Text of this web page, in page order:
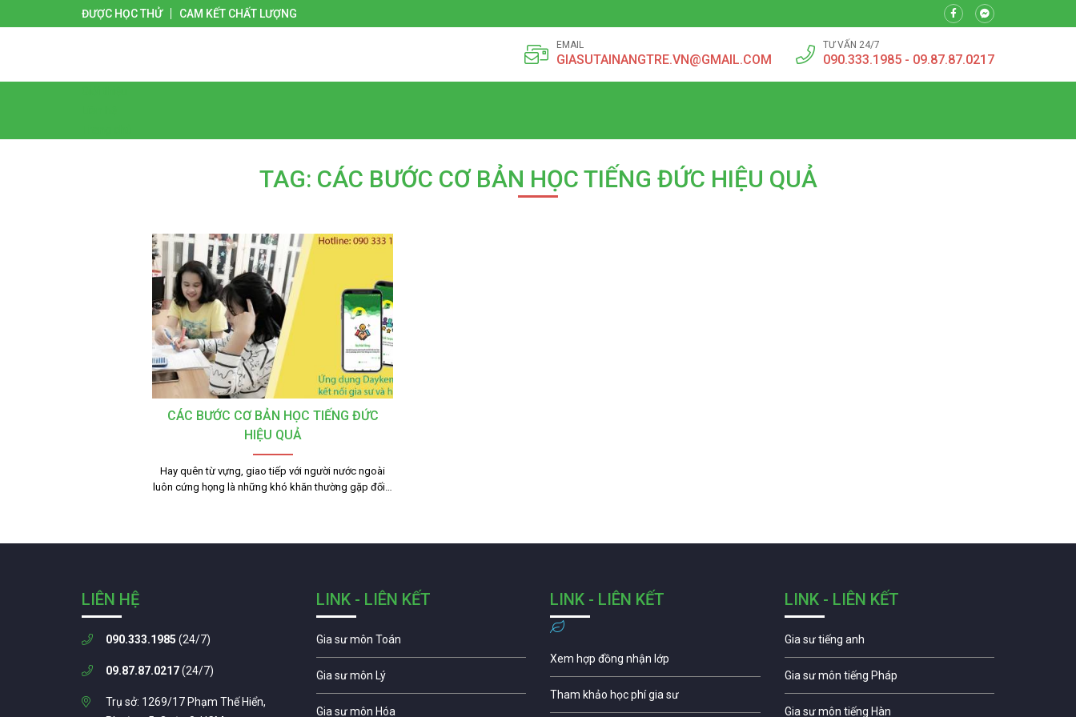
ĐƯỢC HỌC THỬ CAM KẾT CHẤT LƯỢNG
EMAIL
GIASUTAINANGTRE.VN@GMAIL.COM
TƯ VẤN 24/7
090.333.1985 - 09.87.87.0217
TAG: CÁC BƯỚC CƠ BẢN HỌC TIẾNG ĐỨC HIỆU QUẢ
CÁC BƯỚC CƠ BẢN HỌC TIẾNG ĐỨC
HIỆU QUẢ
Hay quên từ vựng, giao tiếp với người nước ngoài
luôn cứng họng là những khó khăn thường gặp đối…
LIÊN HỆ
090.333.1985 (24/7)
09.87.87.0217(24/7)
Trụ sở: 1269/17 Phạm Thế Hiển,
LINK - LIÊN KẾT
Gia sư môn Toán
Gia sư môn Lý
Gia sư môn Hóa
LINK - LIÊN KẾT
Xem hợp đồng nhận lớp
Tham khảo học phí gia sư
LINK - LIÊN KẾT
Gia sư tiếng anh
Gia sư môn tiếng Pháp
Gia sư môn tiếng Hàn